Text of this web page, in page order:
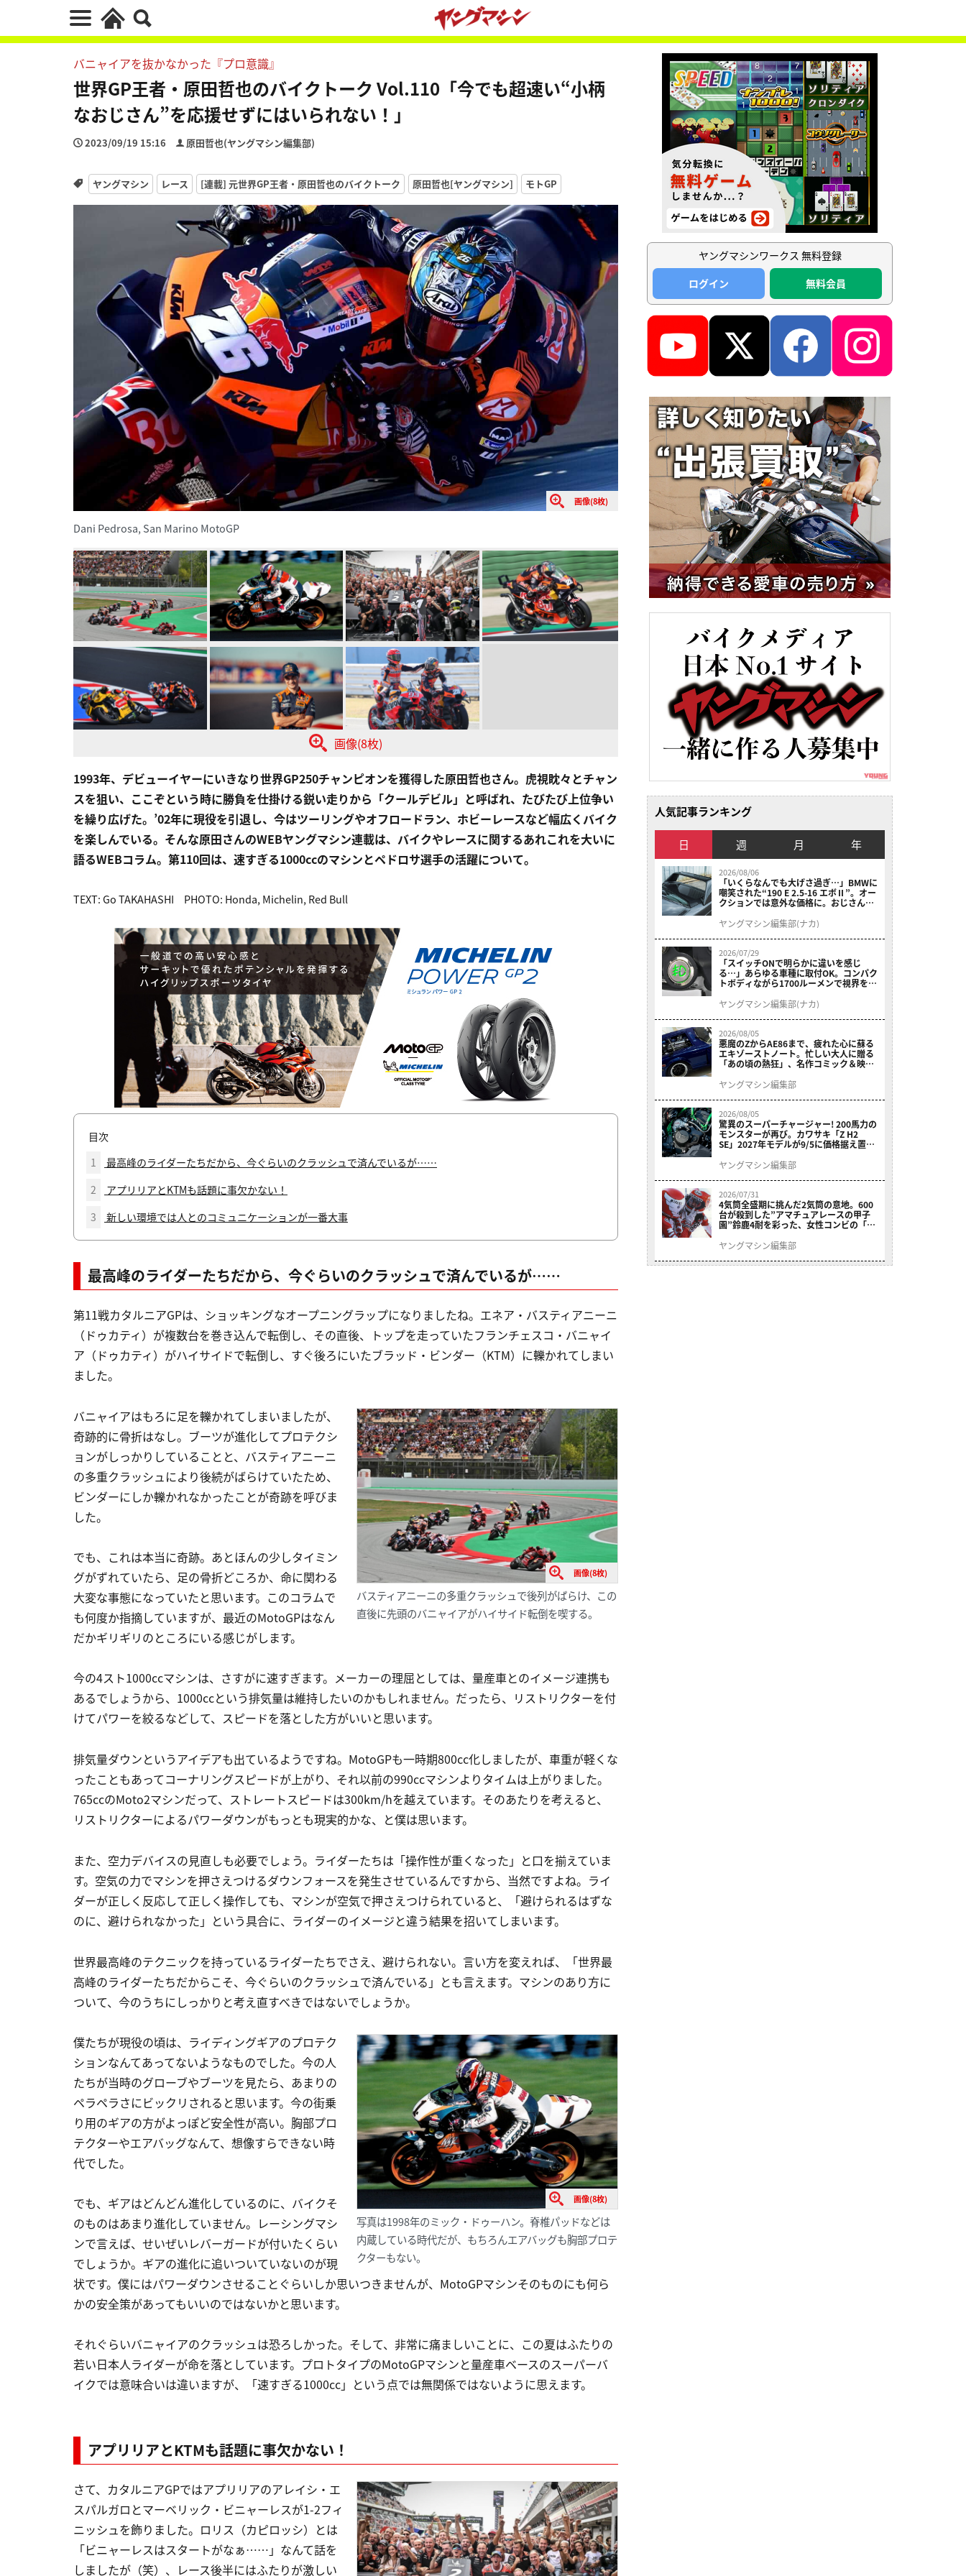
バニャイアを抜かなかった『プロ意識』
世界GP王者・原田哲也のバイクトーク Vol.110「今でも超速い“小柄
なおじさん”を応援せずにはいられない！」
2023/09/19 15:16 原田哲也(ヤングマシン編集部)
ヤングマシン レース [連載] 元世界GP王者・原田哲也のバイクトーク 原田哲也[ヤングマシン] モトGP
画像(8枚)
Dani Pedrosa, San Marino MotoGP
画像(8枚)
1993年、デビューイヤーにいきなり世界GP250チャンピオンを獲得した原田哲也さん。虎視眈々とチャン
スを狙い、ここぞという時に勝負を仕掛ける鋭い走りから「クールデビル」と呼ばれ、たびたび上位争い
を繰り広げた。’02年に現役を引退し、今はツーリングやオフロードラン、ホビーレースなど幅広くバイク
を楽しんでいる。そんな原田さんのWEBヤングマシン連載は、バイクやレースに関するあれこれを大いに
語るWEBコラム。第110回は、速すぎる1000ccのマシンとペドロサ選手の活躍について。
TEXT: Go TAKAHASHI PHOTO: Honda, Michelin, Red Bull
目次
1
最高峰のライダーたちだから、今ぐらいのクラッシュで済んでいるが……
2
アプリリアとKTMも話題に事欠かない！
3
新しい環境では人とのコミュニケーションが一番大事
最高峰のライダーたちだから、今ぐらいのクラッシュで済んでいるが……
第11戦カタルニアGPは、ショッキングなオープニングラップになりましたね。エネア・バスティアニーニ
（ドゥカティ）が複数台を巻き込んで転倒し、その直後、トップを走っていたフランチェスコ・バニャイ
ア（ドゥカティ）がハイサイドで転倒し、すぐ後ろにいたブラッド・ビンダー（KTM）に轢かれてしまい
ました。
画像(8枚)
バスティアニーニの多重クラッシュで後列がばらけ、この
直後に先頭のバニャイアがハイサイド転倒を喫する。
バニャイアはもろに足を轢かれてしまいましたが、
奇跡的に骨折はなし。ブーツが進化してプロテクシ
ョンがしっかりしていることと、バスティアニーニ
の多重クラッシュにより後続がばらけていたため、
ビンダーにしか轢かれなかったことが奇跡を呼びま
した。
でも、これは本当に奇跡。あとほんの少しタイミン
グがずれていたら、足の骨折どころか、命に関わる
大変な事態になっていたと思います。このコラムで
も何度か指摘していますが、最近のMotoGPはなん
だかギリギリのところにいる感じがします。
今の4スト1000ccマシンは、さすがに速すぎます。メーカーの理屈としては、量産車とのイメージ連携も
あるでしょうから、1000ccという排気量は維持したいのかもしれません。だったら、リストリクターを付
けてパワーを絞るなどして、スピードを落とした方がいいと思います。
排気量ダウンというアイデアも出ているようですね。MotoGPも一時期800cc化しましたが、車重が軽くな
ったこともあってコーナリングスピードが上がり、それ以前の990ccマシンよりタイムは上がりました。
765ccのMoto2マシンだって、ストレートスピードは300km/hを越えています。そのあたりを考えると、
リストリクターによるパワーダウンがもっとも現実的かな、と僕は思います。
また、空力デバイスの見直しも必要でしょう。ライダーたちは「操作性が重くなった」と口を揃えていま
す。空気の力でマシンを押さえつけるダウンフォースを発生させているんですから、当然ですよね。ライ
ダーが正しく反応して正しく操作しても、マシンが空気で押さえつけられていると、「避けられるはずな
のに、避けられなかった」という具合に、ライダーのイメージと違う結果を招いてしまいます。
世界最高峰のテクニックを持っているライダーたちでさえ、避けられない。言い方を変えれば、「世界最
高峰のライダーたちだからこそ、今ぐらいのクラッシュで済んでいる」とも言えます。マシンのあり方に
ついて、今のうちにしっかりと考え直すべきではないでしょうか。
画像(8枚)
写真は1998年のミック・ドゥーハン。脊椎パッドなどは
内蔵している時代だが、もちろんエアバッグも胸部プロテ
クターもない。
僕たちが現役の頃は、ライディングギアのプロテク
ションなんてあってないようなものでした。今の人
たちが当時のグローブやブーツを見たら、あまりの
ペラペラさにビックリされると思います。今の街乗
り用のギアの方がよっぽど安全性が高い。胸部プロ
テクターやエアバッグなんて、想像すらできない時
代でした。
でも、ギアはどんどん進化しているのに、バイクそ
のものはあまり進化していません。レーシングマシ
ンで言えば、せいぜいレバーガードが付いたくらい
でしょうか。ギアの進化に追いついていないのが現
状です。僕にはパワーダウンさせることぐらいしか思いつきませんが、MotoGPマシンそのものにも何ら
かの安全策があってもいいのではないかと思います。
それぐらいバニャイアのクラッシュは恐ろしかった。そして、非常に痛ましいことに、この夏はふたりの
若い日本人ライダーが命を落としています。プロトタイプのMotoGPマシンと量産車ベースのスーパーバ
イクでは意味合いは違いますが、「速すぎる1000cc」という点では無関係ではないように思えます。
アプリリアとKTMも話題に事欠かない！
さて、カタルニアGPではアプリリアのアレイシ・エ
スパルガロとマーベリック・ビニャーレスが1-2フィ
ニッシュを飾りました。ロリス（カピロッシ）とは
「ビニャーレスはスタートがなぁ……」なんて話を
しましたが（笑）、レース後半にはふたりが激しい
ヤングマシンワークス 無料登録
ログイン
無料会員
人気記事ランキング
日 週 月 年
2026/08/06
「いくらなんでも大げさ過ぎ…」BMWに
嘲笑された“190 E 2.5-16 エボⅡ”。オー
クションでは意外な価格に。おじさん達
ヤングマシン編集部(ナカ)
2026/07/29
「スイッチONで明らかに違いを感じ
る…」あらゆる車種に取付OK。コンパク
トボディながら1700ルーメンで視界を確
ニット プレシャスレイ スモール］
ヤングマシン編集部(ナカ)
2026/08/05
悪魔のZからAE86まで、疲れた心に蘇る
エキゾーストノート。忙しい大人に贈る
「あの頃の熱狂」、名作コミック＆映画
結！
ヤングマシン編集部
2026/08/05
驚異のスーパーチャージャー! 200馬力の
モンスターが再び。カワサキ「Z H2
SE」2027年モデルが9/5に価格据え置き
ヤングマシン編集部
2026/07/31
4気筒全盛期に挑んだ2気筒の意地。600
台が殺到した”アマチュアレースの甲子
園”鈴鹿4耐を彩った、女性コンビの「ス
ヤングマシン編集部